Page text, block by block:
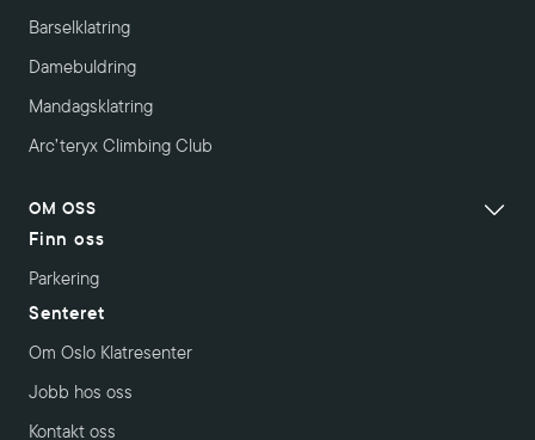
Barselklatring
Damebuldring
Mandagsklatring
Arc’teryx Climbing Club
OM OSS
Finn oss
Parkering
Senteret
Om Oslo Klatresenter
Jobb hos oss
Kontakt oss